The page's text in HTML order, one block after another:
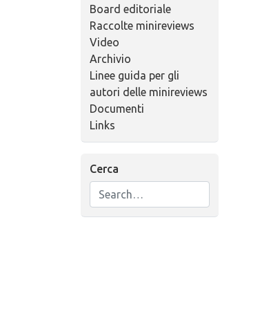
Board editoriale
Raccolte minireviews
Video
Archivio
Linee guida per gli
autori delle minireviews
Documenti
Links
Cerca